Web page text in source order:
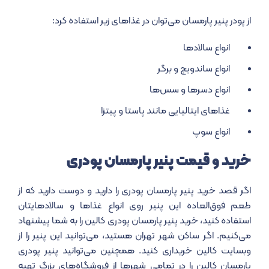
از پودر پنیر پارمسانمی‌توان در غذاهای زیر استفاده کرد:
انواع سالادها
انواع ساندویچ و برگر
انواع دسرها و سس‌ها
غذاهای ایتالیایی مانند پاستا و پیتزا
انواع سوپ
خرید و قیمتپنیر پارمسان پودری
اگر قصد خرید پنیر پارمسان پودری را دارید و دوست دارید که از
طعم فوق‌العاده این پنیر روی انواع غذاها و سالادهایتان
استفاده کنید، خرید پنیر پارمسان پودری کالین را به شما پیشنهاد
می‌کنیم. اگر ساکن شهر تهران هستید، می‌توانید این پنیر را از
وبسایت کالین خریداری کنید. همچنین می‌توانید پنیر پودری
پارمسان کالین را در تمامی شهرها از فروشگاه‌های بزرگ تهیه